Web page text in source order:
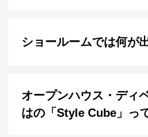
ショールームでは何が
オープンハウス・ディ
はの「Style Cube」っ